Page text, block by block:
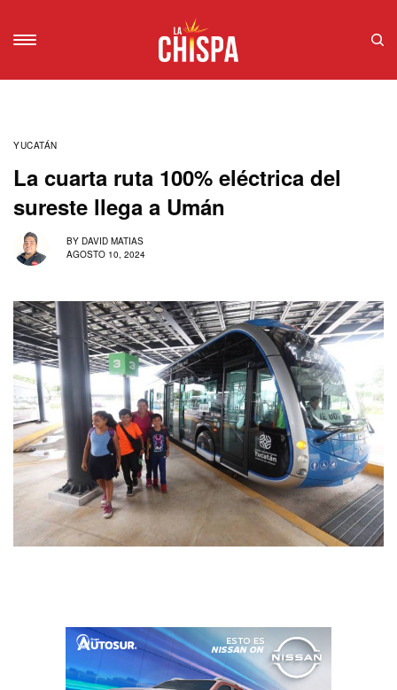
YUCATÁN
La cuarta ruta 100% eléctrica del
sureste llega a Umán
BY DAVID MATIAS
AGOSTO 10, 2024